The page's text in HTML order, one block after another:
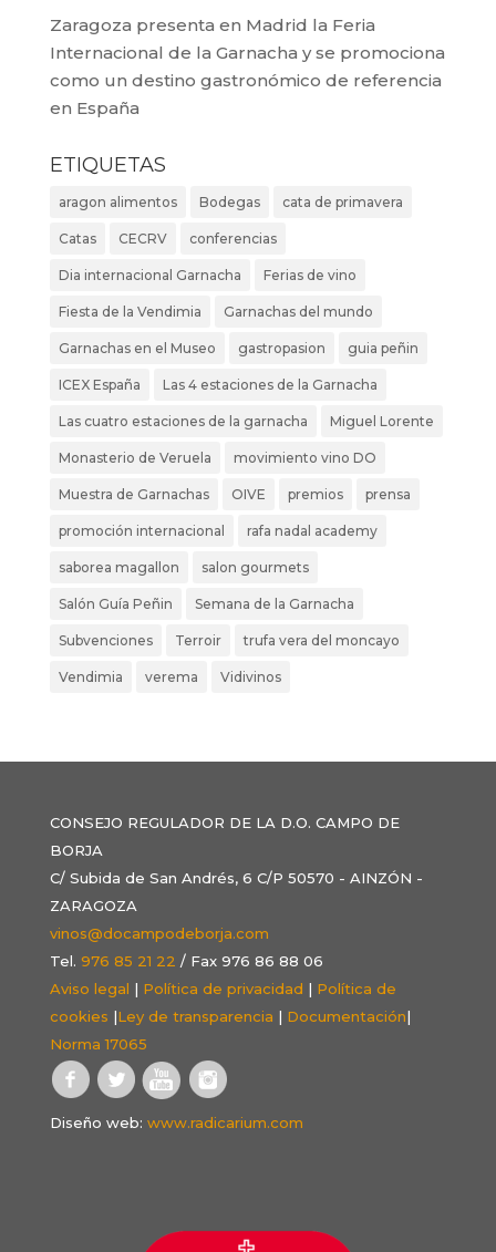
Zaragoza presenta en Madrid la Feria
Internacional de la Garnacha y se promociona
como un destino gastronómico de referencia
en España
ETIQUETAS
aragon alimentos Bodegas cata de primavera
Catas CECRV conferencias
Dia internacional Garnacha Ferias de vino
Fiesta de la Vendimia Garnachas del mundo
Garnachas en el Museo gastropasion guia peñin
ICEX España Las 4 estaciones de la Garnacha
Las cuatro estaciones de la garnacha Miguel Lorente
Monasterio de Veruela movimiento vino DO
Muestra de Garnachas OIVE premios prensa
promoción internacional rafa nadal academy
saborea magallon salon gourmets
Salón Guía Peñin Semana de la Garnacha
Subvenciones Terroir trufa vera del moncayo
Vendimia verema Vidivinos
CONSEJO REGULADOR DE LA D.O. CAMPO DE
BORJA
C/ Subida de San Andrés, 6 C/P 50570 - AINZÓN -
ZARAGOZA
vinos@docampodeborja.com
Tel. 976 85 21 22 / Fax 976 86 88 06
Aviso legal | Política de privacidad | Política de
cookies |Ley de transparencia | Documentación|
Norma 17065
Diseño web: www.radicarium.com